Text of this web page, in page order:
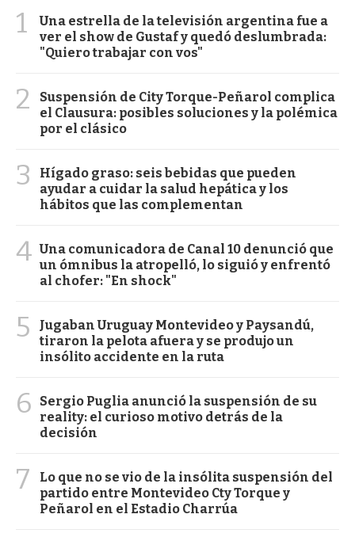
1
Una estrella de la televisión argentina fue a
ver el show de Gustaf y quedó deslumbrada:
"Quiero trabajar con vos"
2
Suspensión de City Torque-Peñarol complica
el Clausura: posibles soluciones y la polémica
por el clásico
3
Hígado graso: seis bebidas que pueden
ayudar a cuidar la salud hepática y los
hábitos que las complementan
4 Una comunicadora de Canal 10 denunció que
un ómnibus la atropelló, lo siguió y enfrentó
al chofer: "En shock"
5
Jugaban Uruguay Montevideo y Paysandú,
tiraron la pelota afuera y se produjo un
insólito accidente en la ruta
6
Sergio Puglia anunció la suspensión de su
reality: el curioso motivo detrás de la
decisión
7
Lo que no se vio de la insólita suspensión del
partido entre Montevideo Cty Torque y
Peñarol en el Estadio Charrúa